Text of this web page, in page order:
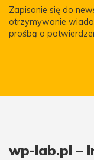
Zapisanie się do
otrzymywanie
prośbą o
wp-lab.pl –